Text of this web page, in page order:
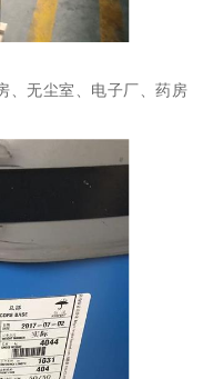
、无尘室、电子厂、药房